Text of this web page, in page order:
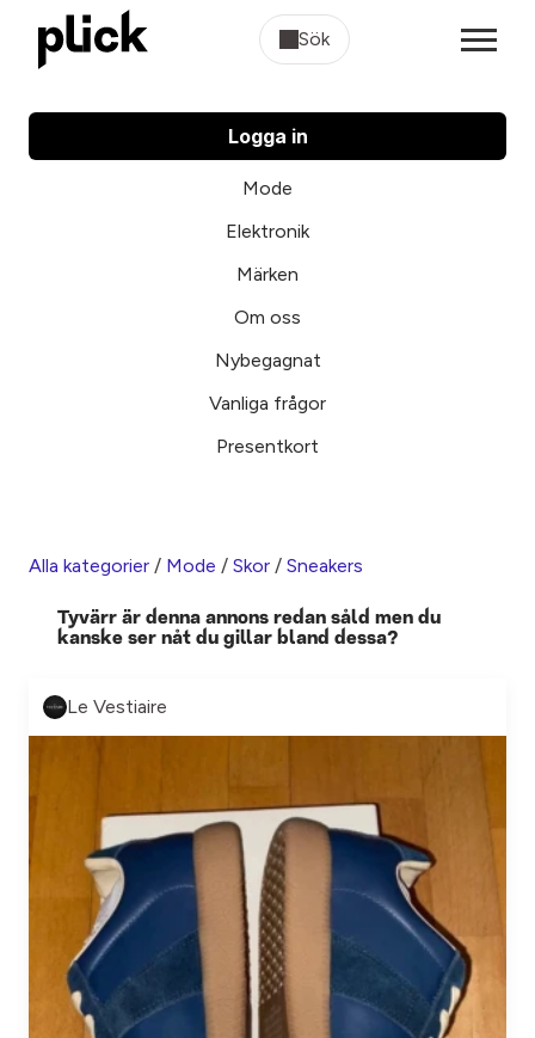
Sök
Logga in
Mode
Elektronik
Märken
Om oss
Nybegagnat
Vanliga frågor
Presentkort
Alla kategorier / Mode / Skor / Sneakers
Tyvärr är denna annons redan såld men du
kanske ser nåt du gillar bland dessa?
Le Vestiaire